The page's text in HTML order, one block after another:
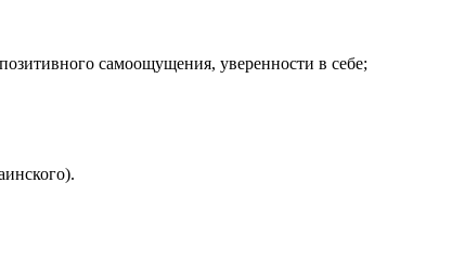
самоощущения, уверенности в себе;